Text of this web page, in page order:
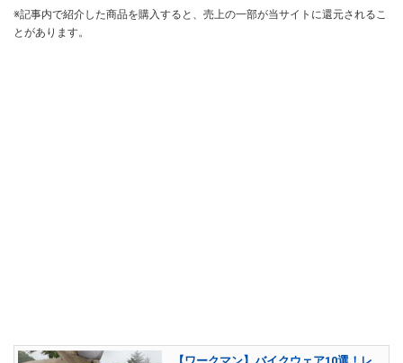
※記事内で紹介した商品を購入すると、売上の一部が当サイトに還元されるこ
とがあります。